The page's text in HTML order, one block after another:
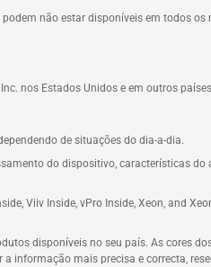
não estar disponíveis em todos os
nos Estados Unidos e em outros
de situações do dia-a-dia.
do dispositivo, características
Viiv Inside, vPro Inside, Xeon, and
disponíveis no seu país. As cores
informação mais precisa e correcta,